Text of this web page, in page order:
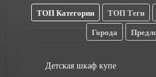
ТОП Категории ТОП Теги
Города
Детская шкаф купе